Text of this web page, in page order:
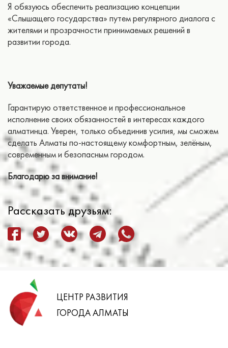
Я обязуюсь обеспечить реализацию концепции
«Слышащего государства» путем регулярного диалога с
жителями и прозрачности принимаемых решений в
развитии города.
Уважаемые депутаты!
Гарантирую ответственное и профессиональное
исполнение своих обязанностей в интересах каждого
алматинца. Уверен, только объединив усилия, мы сможем
сделать Алматы по-настоящему комфортным, зелёным,
современным и безопасным городом.
Благодарю за внимание!
Рассказать друзьям:
ЦЕНТР РАЗВИТИЯ
ГОРОДА АЛМАТЫ